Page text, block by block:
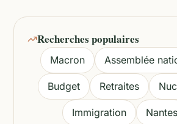
Recherches populaires
Macron Assemblée
Budget Retraites
Immigration Nantes